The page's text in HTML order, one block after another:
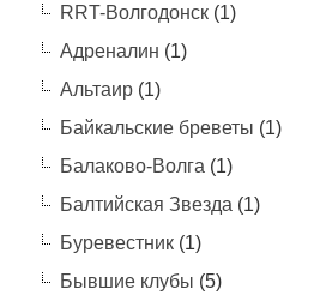
RRT-Волгодонск(1)
Адреналин (1)
Альтаир(1)
Байкальские бреветы (1)
Балаково-Волга (1)
Балтийская Звезда (1)
Буревестник(1)
Бывшие клубы (5)